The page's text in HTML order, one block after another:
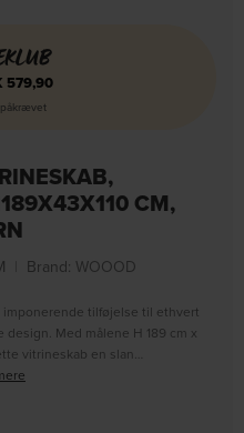
579,90
CM,
Brand: WOOOD
imponerende tilføjelse til ethvert
Med målene H 189 cm x
vitrineskab en slan…